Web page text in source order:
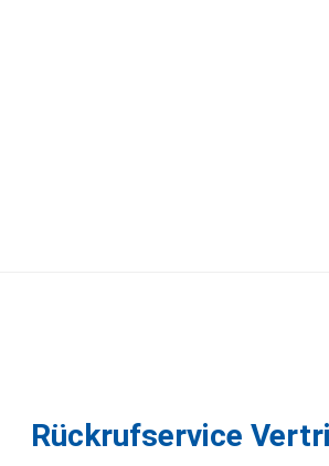
Rückrufservice